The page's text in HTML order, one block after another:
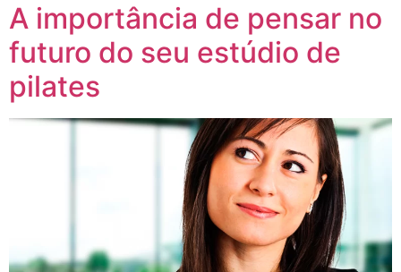
A importância de pensar no
futuro do seu estúdio de
pilates